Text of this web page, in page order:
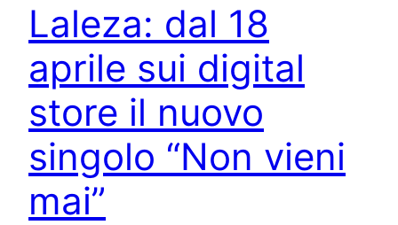
Laleza: dal 18
aprile sui digital
store il nuovo
singolo “Non vieni
mai”